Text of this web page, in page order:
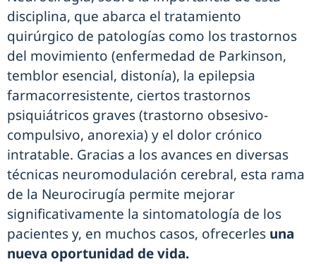
disciplina, que abarca el tratamiento
quirúrgico de patologías como los trastornos
del movimiento (enfermedad de Parkinson,
temblor esencial, distonía), la epilepsia
farmacorresistente, ciertos trastornos
psiquiátricos graves (trastorno obsesivo-
compulsivo, anorexia) y el dolor crónico
intratable. Gracias a los avances en diversas
técnicas neuromodulación cerebral, esta rama
de la Neurocirugía permite mejorar
significativamente la sintomatología de los
pacientes y, en muchos casos, ofrecerles una
nueva oportunidad de vida.